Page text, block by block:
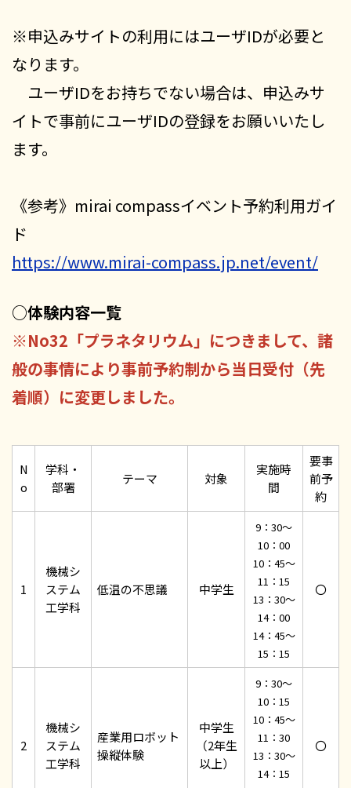
※申込みサイトの利用にはユーザIDが必要と
なります。
ユーザIDをお持ちでない場合は、申込みサ
イトで事前にユーザIDの登録をお願いいたし
ます。
《参考》mirai compassイベント予約利用ガイ
ド
https://www.mirai-compass.jp.net/event/
○体験内容一覧
※No32「プラネタリウム」につきまして、諸
般の事情により事前予約制から当日受付（先
着順）に変更しました。
N
o
学科・
部署
テーマ 対象
実施時
間
要事
前予
約
1
機械シ
ステム
工学科
低温の不思議 中学生
9：30～
10：00
10：45～
11：15
13：30～
14：00
14：45～
15：15
〇
2
機械シ
ステム
工学科
産業用ロボット
操縦体験
中学生
（2年生
以上）
9：30～
10：15
10：45～
11：30
13：30～
14：15
〇